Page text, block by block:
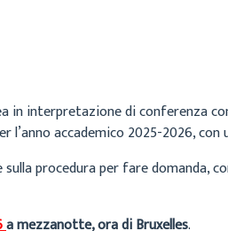
interpretazione di conferenza
accademico 2025-2026, con
procedura per fare domanda,
a mezzanotte, ora di Bruxelles.